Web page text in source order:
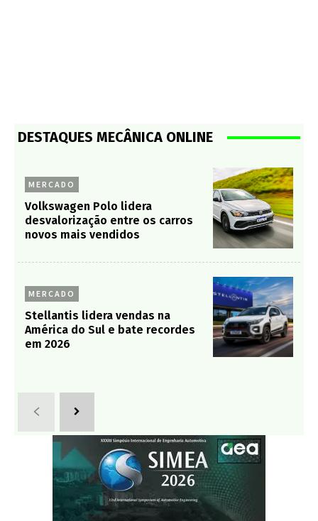
DESTAQUES MECÂNICA ONLINE
MERCADO
Volkswagen Polo lidera
desvalorização entre os carros
novos mais vendidos
MERCADO
Stellantis lidera vendas na
América do Sul e bate recordes
em 2026